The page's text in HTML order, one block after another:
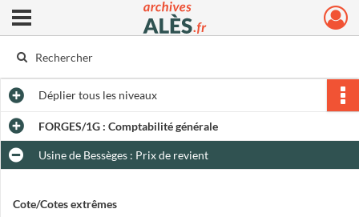
Archives municipales d'Alès
Ouvrir le menu déroulant
Dépliertous les niveaux
FORGES/1G : Comptabilité générale
Usine de Bessèges : Prix de revient
Cote/Cotes extrêmes